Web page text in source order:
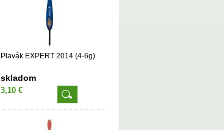
Plavák EXPERT 2014 (4-6g)
skladom
3,10 €